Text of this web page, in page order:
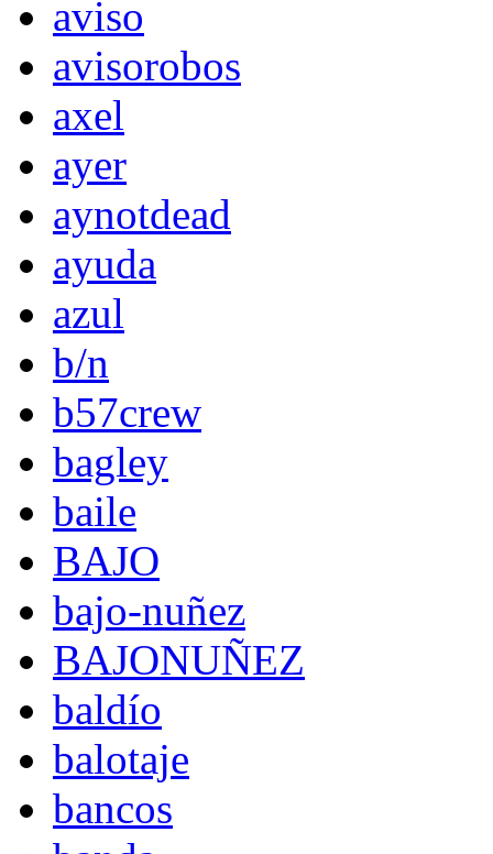
aviso
avisorobos
axel
ayer
aynotdead
ayuda
azul
b/n
b57crew
bagley
baile
BAJO
bajo-nuñez
BAJONUÑEZ
baldío
balotaje
bancos